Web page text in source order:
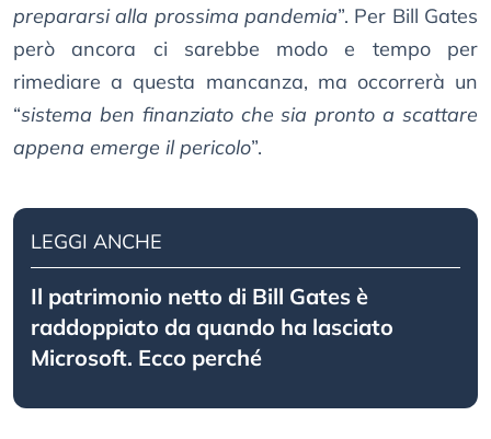
prepararsi alla prossima pandemia”. Per Bill Gates
però ancora ci sarebbe modo e tempo per
rimediare a questa mancanza, ma occorrerà un
“sistema ben finanziato che sia pronto a scattare
appena emerge il pericolo”.
LEGGI ANCHE
Il patrimonio netto di Bill Gates è
raddoppiato da quando ha lasciato
Microsoft. Ecco perché